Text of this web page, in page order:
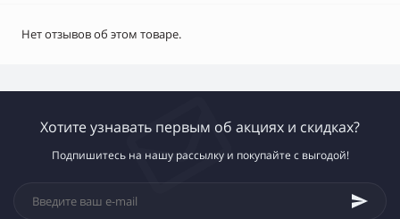
Нет отзывов об этом товаре.
Хотите узнавать первым об акциях и скидках?
Подпишитесь на нашу рассылку и покупайте с выгодой!